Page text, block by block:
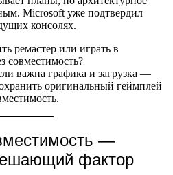
Microsoft уже подтвердил
консолях.
ремастер или играть в
совместимость?
важна графика и загрузка —
оригинальный геймплей
—
фактор